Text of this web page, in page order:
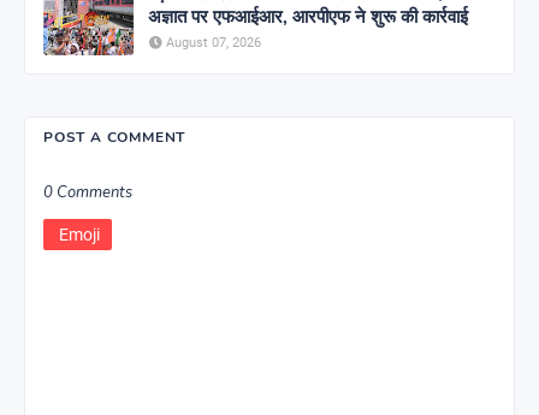
अज्ञात पर एफआईआर, आरपीएफ ने शुरू की कार्रवाई
August 07, 2026
POST A COMMENT
0 Comments
Emoji